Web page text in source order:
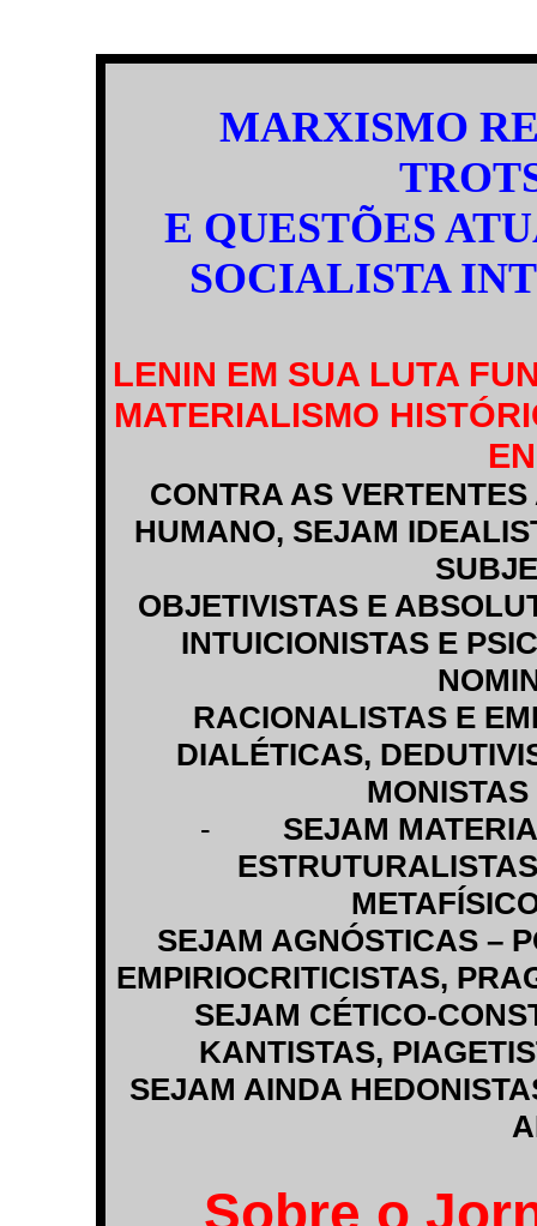
MARXISMO
E QUESTÕES
SOCIALISTA
LENIN EM SUA LUTA
MATERIALISMO
CONTRA AS
HUMANO, SEJAM
OBJETIVISTAS E
INTUICIONISTAS E
RACIONALISTAS E
DIALÉTICAS,
-
SEJAM
SEJAM AGNÓSTICAS –
EMPIRIOCRITICISTAS,
SEJAM CÉTICO-
KANTISTAS,
SEJAM AINDA